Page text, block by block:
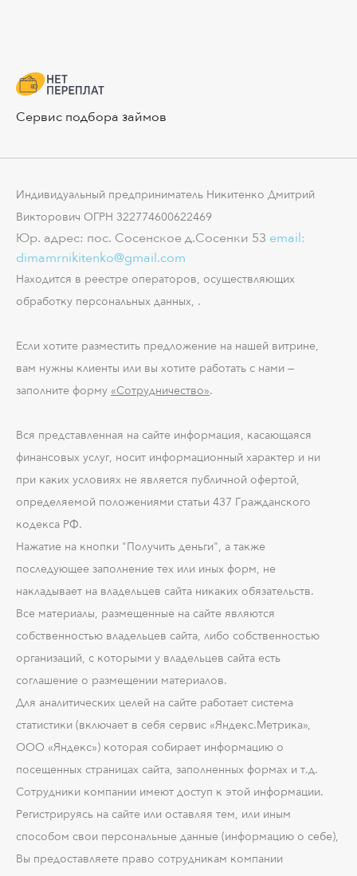
Сервис подбора займов
Индивидуальный предприниматель Никитенко Дмитрий
Викторович ОГРН 322774600622469
Юр. адрес: пос. Сосенское д.Сосенки 53 email:
dimamrnikitenko@gmail.com
Находится в реестре операторов, осуществляющих
обработку персональных данных, .
Если хотите разместить предложение на нашей витрине,
вам нужны клиенты или вы хотите работать с нами —
заполните форму «Сотрудничество».
Вся представленная на сайте информация, касающаяся
финансовых услуг, носит информационный характер и ни
при каких условиях не является публичной офертой,
определяемой положениями статьи 437 Гражданского
кодекса РФ.
Нажатие на кнопки "Получить деньги", а также
последующее заполнение тех или иных форм, не
накладывает на владельцев сайта никаких обязательств.
Все материалы, размещенные на сайте являются
собственностью владельцев сайта, либо собственностью
организаций, с которыми у владельцев сайта есть
соглашение о размещении материалов.
Для аналитических целей на сайте работает система
статистики (включает в себя сервис «Яндекс.Метрика»,
ООО «Яндекс») которая собирает информацию о
посещенных страницах сайта, заполненных формах и т.д.
Сотрудники компании имеют доступ к этой информации.
Регистрируясь на сайте или оставляя тем, или иным
способом свои персональные данные (информацию о себе),
Вы предоставляете право сотрудникам компании